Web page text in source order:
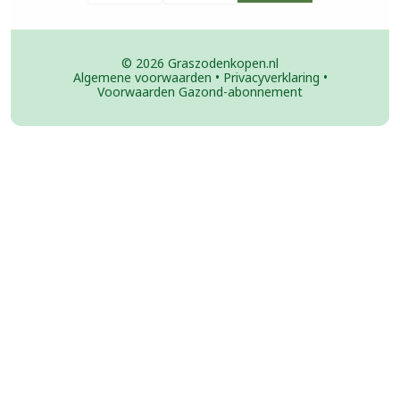
© 2026 Graszodenkopen.nl
Algemene voorwaarden • Privacyverklaring •
Voorwaarden Gazond-abonnement